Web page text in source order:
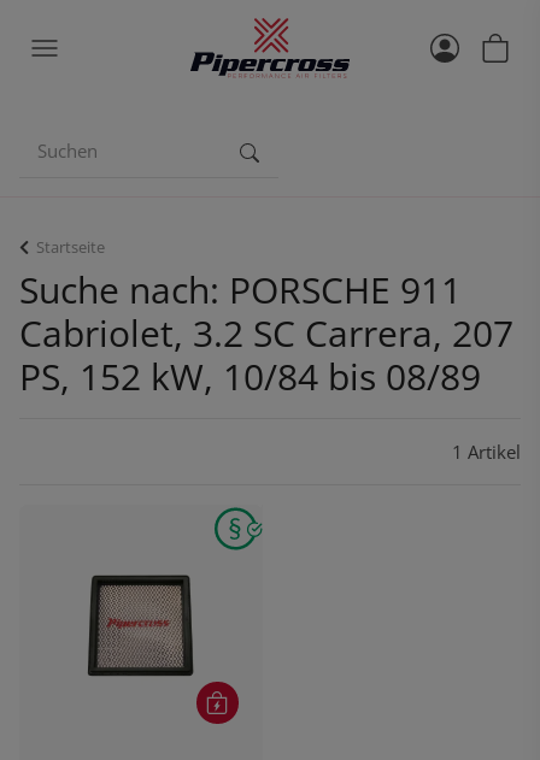
Startseite
Suche nach: PORSCHE 911
Cabriolet, 3.2 SC Carrera, 207
PS, 152 kW, 10/84 bis 08/89
1 Artikel